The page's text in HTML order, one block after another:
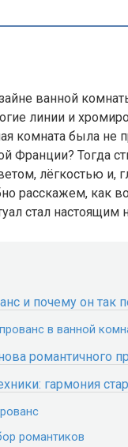
ванной
линии и
комната была не
Франции? Тогда
лёгкостью и,
расскажем, как
стал настоящим
и почему он так
в ванной
романтичного
гармония
романтиков